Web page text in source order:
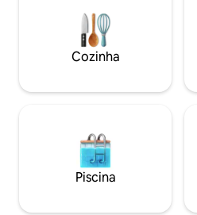
intrusivo. Para casais ou viajantes
sozinhos que se sentem em casa
algo sólido e ligeiramente antigo.
Cozinha
Piscina